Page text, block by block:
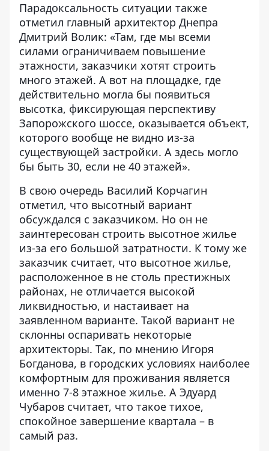
Парадоксальность ситуации также
отметил главный архитектор Днепра
Дмитрий Волик: «Там, где мы всеми
силами ограничиваем повышение
этажности, заказчики хотят строить
много этажей. А вот на площадке, где
действительно могла бы появиться
высотка, фиксирующая перспективу
Запорожского шоссе, оказывается объект,
которого вообще не видно из-за
существующей застройки. А здесь могло
бы быть 30, если не 40 этажей».
В свою очередь Василий Корчагин
отметил, что высотный вариант
обсуждался с заказчиком. Но он не
заинтересован строить высотное жилье
из-за его большой затратности. К тому же
заказчик считает, что высотное жилье,
расположенное в не столь престижных
районах, не отличается высокой
ликвидностью, и настаивает на
заявленном варианте. Такой вариант не
склонны оспаривать некоторые
архитекторы. Так, по мнению Игоря
Богданова, в городских условиях наиболее
комфортным для проживания является
именно 7-8 этажное жилье. А Эдуард
Чубаров считает, что такое тихое,
спокойное завершение квартала – в
самый раз.